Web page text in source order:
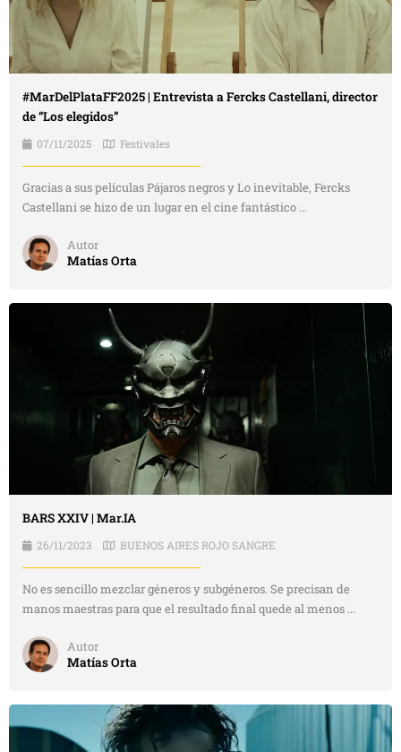
#MarDelPlataFF2025 | Entrevista a Fercks Castellani, director
de “Los elegidos”
07/11/2025 Festivales
Gracias a sus películas Pájaros negros y Lo inevitable, Fercks
Castellani se hizo de un lugar en el cine fantástico ...
Autor
Matías Orta
BARS XXIV | Mar.IA
26/11/2023 BUENOS AIRES ROJO SANGRE
No es sencillo mezclar géneros y subgéneros. Se precisan de
manos maestras para que el resultado final quede al menos ...
Autor
Matías Orta